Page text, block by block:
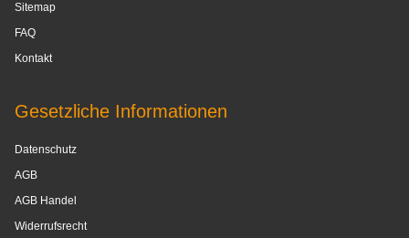
Sitemap
FAQ
Kontakt
Gesetzliche Informationen
Datenschutz
AGB
AGB Handel
Widerrufsrecht